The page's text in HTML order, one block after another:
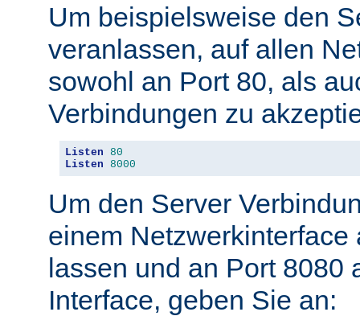
Um beispielsweise den
veranlassen, auf allen
sowohl an Port 80, als
Verbindungen zu
Listen 80
Listen 8000
Um den Server
einem Netzwerkinterface
lassen und an Port 8080
Interface, geben Sie an: